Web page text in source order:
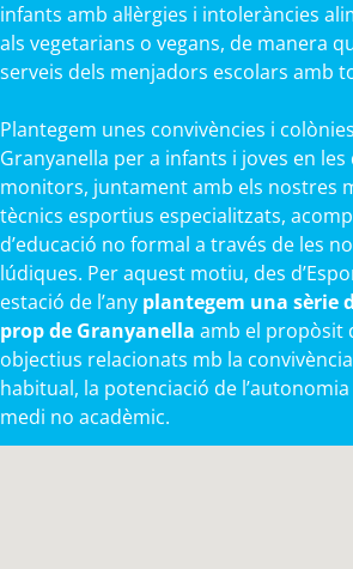
infants amb al·lèrgies i intoleràncies
als vegetarians o vegans, de manera
serveis dels menjadors escolars amb
Plantegem unes convivències i
Granyanella per a infants i joves en
monitors, juntament amb els nostres
tècnics esportius especialitzats,
d’educació no formal a través de les
lúdiques. Per aquest motiu, des
estació de l’any plantegem una sèrie
prop de Granyanella amb el propòsit
objectius relacionats mb la
habitual, la potenciació de
medi no acadèmic.